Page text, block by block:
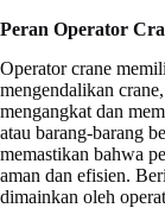
Peran Operator
Operator crane
mengendalikan
mengangkat dan
atau barang-barang
memastikan bahwa
aman dan efisien.
dimainkan oleh